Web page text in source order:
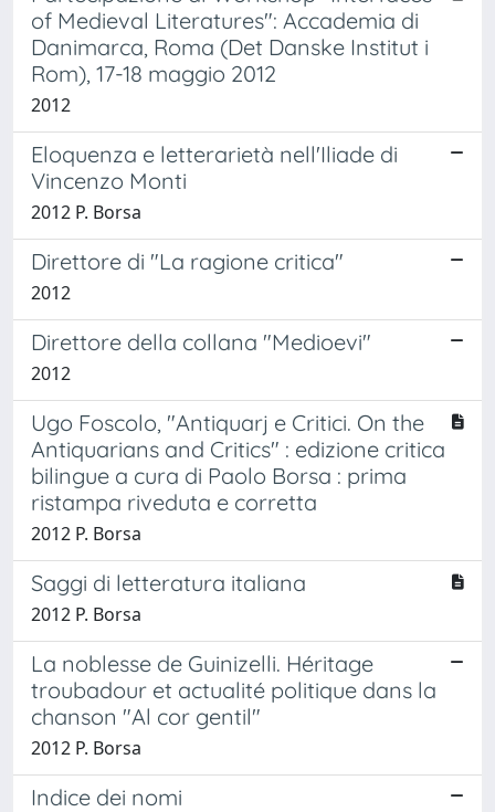
of Medieval Literatures": Accademia di
Danimarca, Roma (Det Danske Institut i
Rom), 17-18 maggio 2012
2012
Eloquenza e letterarietà nell'Iliade di
Vincenzo Monti
2012 P. Borsa
Direttore di "La ragione critica"
2012
Direttore della collana "Medioevi"
2012
Ugo Foscolo, "Antiquarj e Critici. On the
Antiquarians and Critics" : edizione critica
bilingue a cura di Paolo Borsa : prima
ristampa riveduta e corretta
2012 P. Borsa
Saggi di letteratura italiana
2012 P. Borsa
La noblesse de Guinizelli. Héritage
troubadour et actualité politique dans la
chanson "Al cor gentil"
2012 P. Borsa
Indice dei nomi